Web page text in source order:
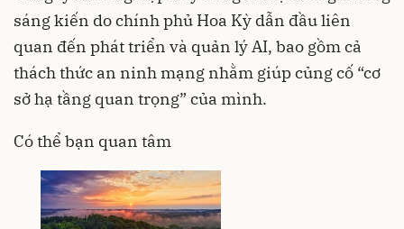
sáng kiến do chính phủ Hoa Kỳ dẫn đầu liên
quan đến phát triển và quản lý AI, bao gồm cả
thách thức an ninh mạng nhằm giúp củng cố “cơ
sở hạ tầng quan trọng” của mình.
Có thể bạn quan tâm